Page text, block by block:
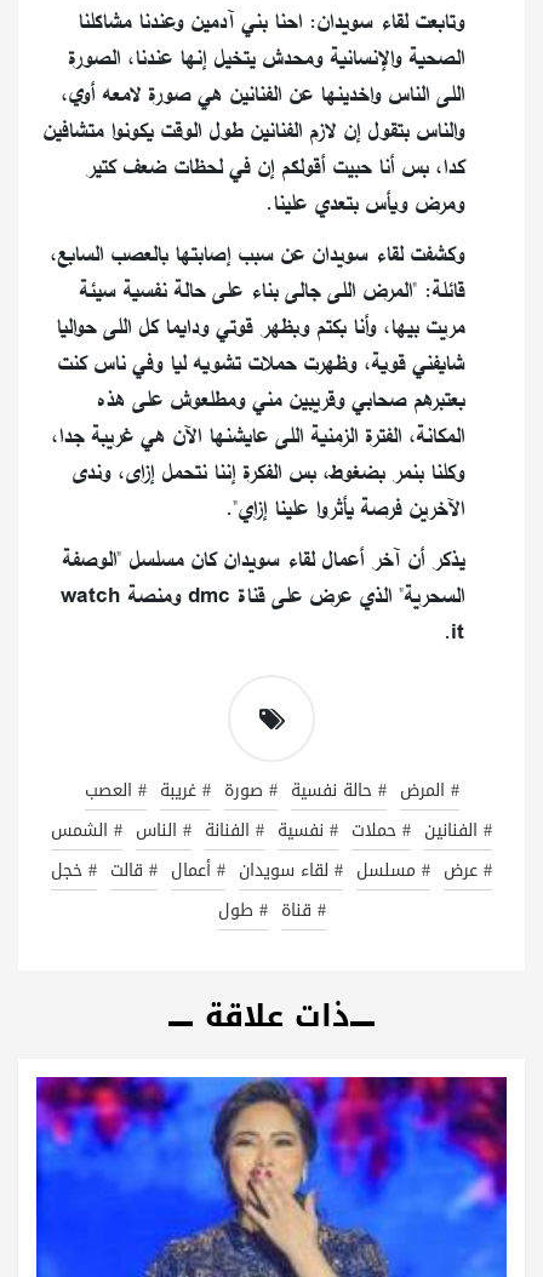
وتابعت لقاء سويدان: احنا بني آدمين وعندنا مشاكلنا
الصحية والإنسانية ومحدش يتخيل إنها عندنا، الصورة
اللى الناس واخدينها عن الفنانين هي صورة لامعه أوي،
والناس بتقول إن لازم الفنانين طول الوقت يكونوا متشافين
كدا، بس أنا حبيت أقولكم إن في لحظات ضعف كتير
ومرض ويأس بتعدي علينا.
وكشفت لقاء سويدان عن سبب إصابتها بالعصب السابع،
قائلة: "المرض اللى جالى بناء على حالة نفسية سيئة
مريت بيها، وأنا بكتم وبظهر قوتي ودايما كل اللى حواليا
شايفني قوية، وظهرت حملات تشويه ليا وفي ناس كنت
بعتبرهم صحابي وقريبين مني ومطلعوش على هذه
المكانة، الفترة الزمنية اللى عايشنها الآن هي غريبة جدا،
وكلنا بنمر بضغوط، بس الفكرة إننا نتحمل إزاى، وندى
الآخرين فرصة يأثروا علينا إزاي".
يذكر أن آخر أعمال لقاء سويدان كان مسلسل "الوصفة
السحرية" الذي عرض على قناة dmc ومنصة watch
it.
# المرض # حالة نفسية # صورة # غريبة # العصب
# الفنانين # حملات # نفسية # الفنانة # الناس # الشمس
# عرض # مسلسل # لقاء سويدان # أعمال # قالت # خجل
# قناة # طول
ذات علاقة